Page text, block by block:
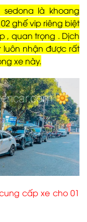
là khoang
ghế vip riêng biệt
, quan trọng . Dịch
luôn nhận được rất
xe này.
cấp xe cho 01